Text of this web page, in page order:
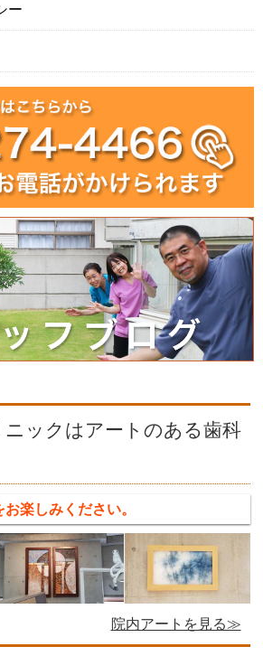
ー
ニックはアートのある歯科
楽しみください。
院内アートを見る≫